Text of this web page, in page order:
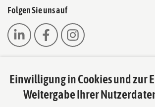
Folgen Sie uns auf
Das europäische Kanzlei-Netzwerk
Einwilligung in Cookies und zur
Weitergabe Ihrer